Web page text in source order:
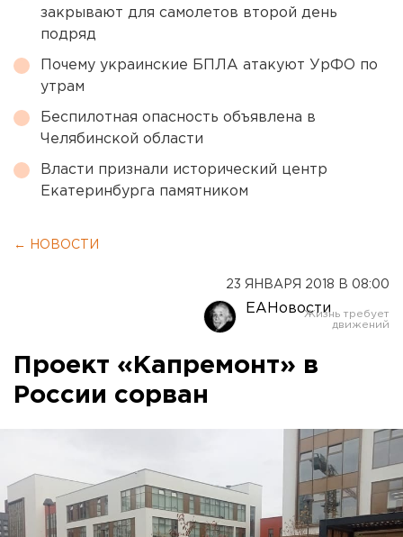
закрывают для самолетов второй день
подряд
Почему украинские БПЛА атакуют УрФО по
утрам
Беспилотная опасность объявлена в
Челябинской области
Власти признали исторический центр
Екатеринбурга памятником
← НОВОСТИ
23 ЯНВАРЯ 2018 В 08:00
ЕАНовости
Проект «Капремонт» в
России сорван